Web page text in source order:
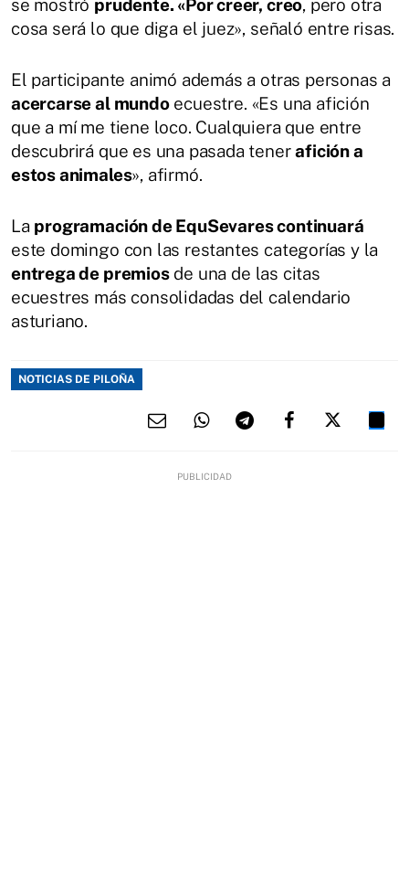
se mostró prudente. «Por creer, creo, pero otra
cosa será lo que diga el juez», señaló entre risas.
El participante animó además a otras personas a
acercarse al mundoecuestre. «Es una afición
que a mí me tiene loco. Cualquiera que entre
descubrirá que es una pasada tenerafición a
estos animales», afirmó.
La programación de EquSevares continuará
este domingo con las restantes categorías y la
entrega de premiosde una de las citas
ecuestres más consolidadas del calendario
asturiano.
NOTICIAS DE PILOÑA